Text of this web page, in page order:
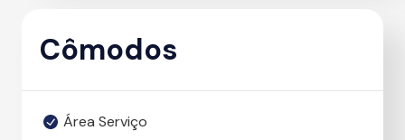
Cômodos
Área Serviço